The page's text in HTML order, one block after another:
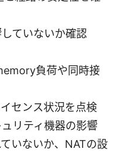
ていないか確認
負荷や同時接
センス状況を点検
リティ機器の影響
いないか、NATの設